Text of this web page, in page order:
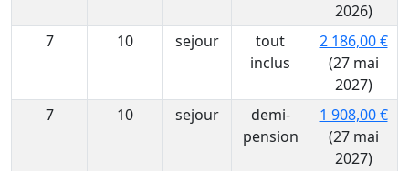
2026)
7
10 sejour
tout
inclus
2 186,00 €
(27 mai
2027)
7
10 sejour
demi-
pension
1 908,00 €
(27 mai
2027)